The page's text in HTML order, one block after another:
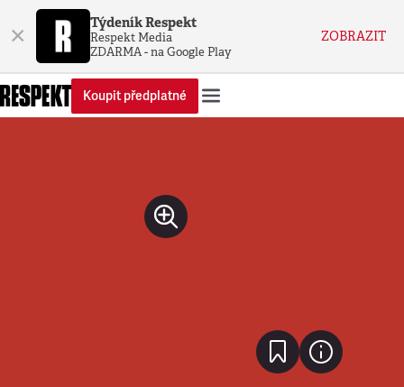
× Týdeník Respekt
Respekt Media
ZDARMA - na Google Play
ZOBRAZIT
Koupit předplatné